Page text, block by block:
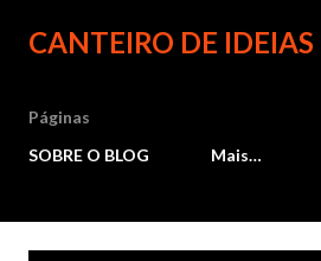
Pular para o
CANTEIRO DE IDEIAS
Páginas
SOBRE O BLOG
Mais…